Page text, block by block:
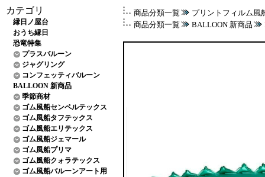
カテゴリ
縁日ノ屋台
おうち縁日
恐竜特集
プラスバルーン
ジャグリング
コンフェッティバルーン
BALLOON 新商品
季節商材
ゴム風船センペルテックス
ゴム風船タフテックス
ゴム風船エリテックス
ゴム風船ジェマール
ゴム風船プリマ
ゴム風船クォラテックス
ゴム風船バルーンアート用
商品分類一覧
プリントフィルム風
商品分類一覧
BALLOON 新商品